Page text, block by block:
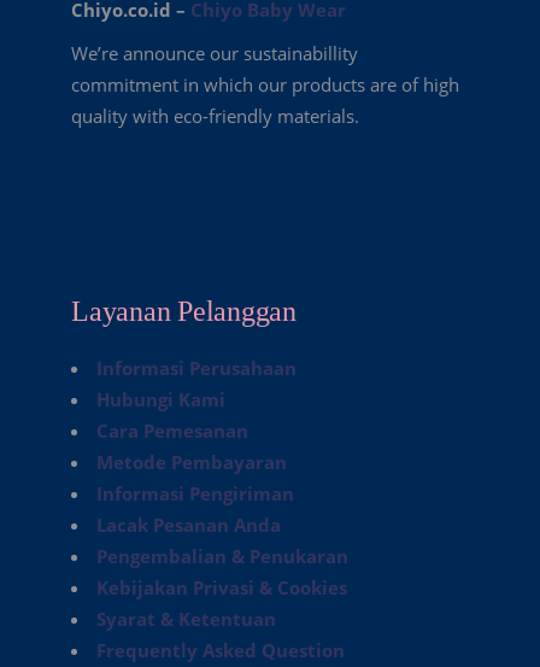
Chiyo.co.id – Chiyo Baby Wear
We’re announce our sustainabillity
commitment in which our products are of high
quality with eco-friendly materials.
Layanan Pelanggan
Informasi Perusahaan
Hubungi Kami
Cara Pemesanan
Metode Pembayaran
Informasi Pengiriman
Lacak Pesanan Anda
Pengembalian & Penukaran
Kebijakan Privasi & Cookies
Syarat & Ketentuan
Frequently Asked Question